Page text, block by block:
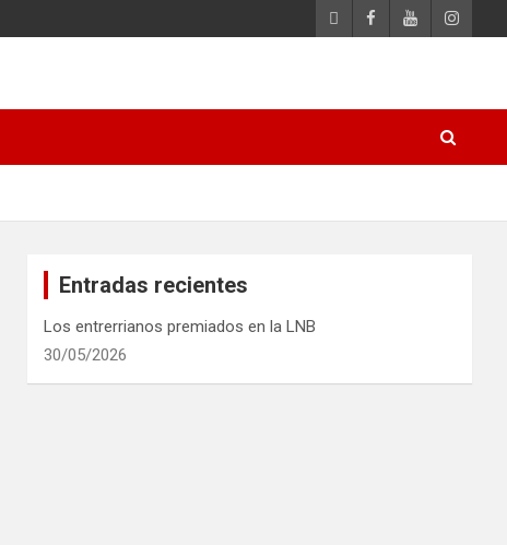
Entradas recientes
Los entrerrianos premiados en la LNB
30/05/2026